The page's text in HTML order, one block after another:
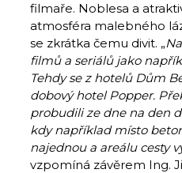
filmaře. Noblesa a
atmosféra malebného
se zkrátka čemu divit. „
filmů a seriálů jako
Tehdy se z hotelů Dům
dobový hotel Popper.
probudili ze dne na den
kdy například místo
najednou a areálu cesty
vzpomíná závěrem Ing.